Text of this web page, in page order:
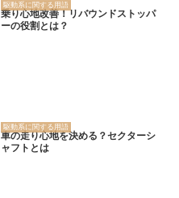
駆動系に関する用語
乗り心地改善！リバウンドストッパ
ーの役割とは？
駆動系に関する用語
車の走り心地を決める？セクターシ
ャフトとは